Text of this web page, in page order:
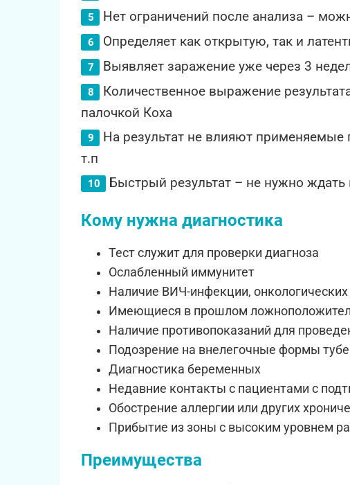
Нет ограничений после анализа –
Определяет как открытую, так и
Выявляет заражение уже через 3
Количественное выражение
палочкой Коха
На результат не влияют применяемые
т.п
Быстрый результат – не нужно
Кому нужна диагностика
Тест служит для проверки диагноза
Ослабленный иммунитет
Наличие ВИЧ-инфекции,
Имеющиеся в прошлом
Наличие противопоказаний для
Подозрение на внелегочные формы
Диагностика беременных
Недавние контакты с пациентами с
Обострение аллергии или других
Прибытие из зоны с высоким уровнем
Преимущества